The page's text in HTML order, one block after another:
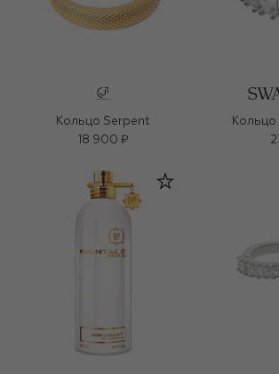
Кольцо Serpent
18 900 ₽